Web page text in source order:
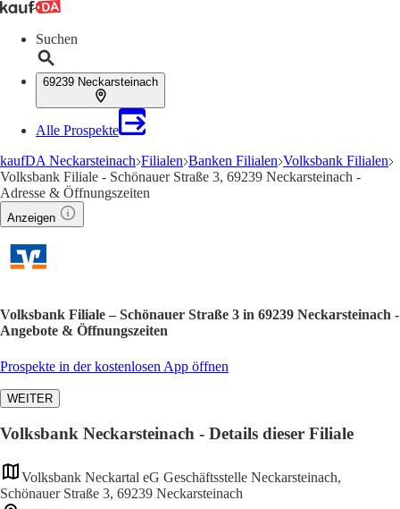
Suchen
69239 Neckarsteinach
Alle Prospekte
kaufDA Neckarsteinach Filialen Banken Filialen Volksbank Filialen
Volksbank Filiale - Schönauer Straße 3, 69239 Neckarsteinach -
Adresse & Öffnungszeiten
Anzeigen
Volksbank Filiale – Schönauer Straße 3 in 69239 Neckarsteinach -
Angebote & Öffnungszeiten
Prospekte in der kostenlosen App öffnen
WEITER
Volksbank Neckarsteinach - Details dieser Filiale
Volksbank Neckartal eG Geschäftsstelle Neckarsteinach,
Schönauer Straße 3, 69239 Neckarsteinach